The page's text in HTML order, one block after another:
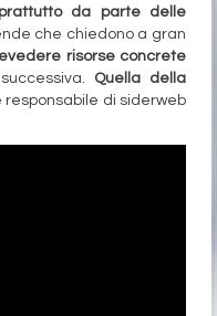
da parte delle
che chiedono a gran
risorse concrete
Quella della
responsabile di siderweb